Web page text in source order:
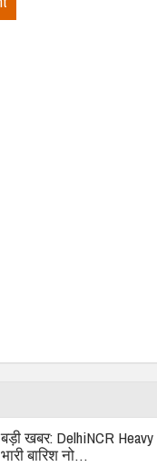
बड़ी खबर: DelhiNCR
भारी बारिश नो…